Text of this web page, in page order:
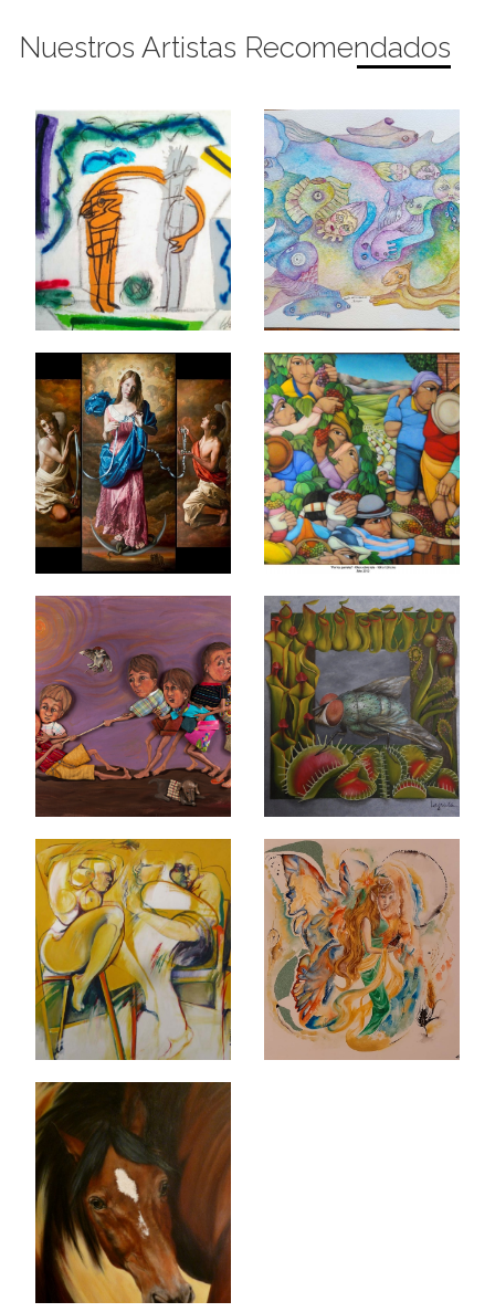
Nuestros Artistas Recomendados